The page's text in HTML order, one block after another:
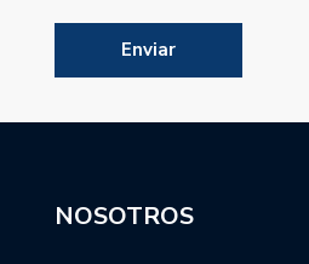
NOSOTROS